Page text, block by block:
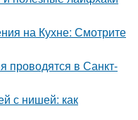
на Кухне: Смотрите
проводятся в Санкт-
с нишей: как